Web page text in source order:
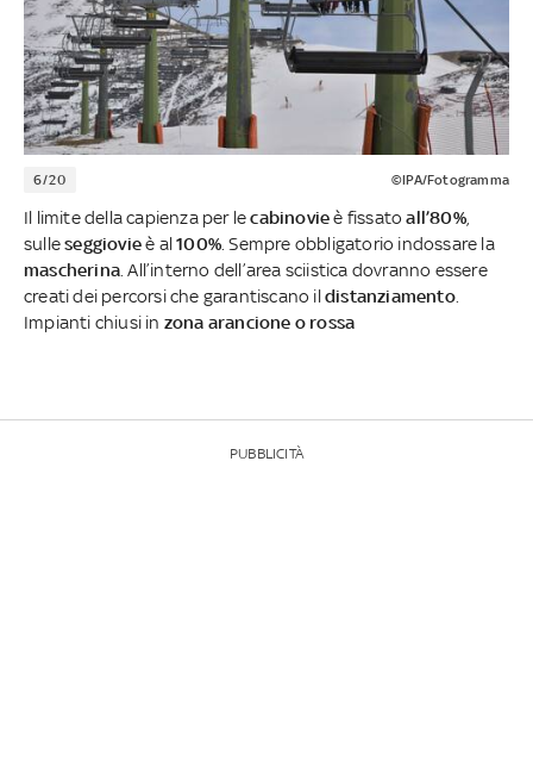
6/20 ©IPA/Fotogramma
Il limite della capienza per lecabinovieè fissatoall’80%,
sulleseggiovieè al100% . Sempre obbligatorio indossare la
mascherina . All’interno dell’area sciistica dovranno essere
creati dei percorsi che garantiscano ildistanziamento.
Impianti chiusi in zona arancione o rossa
PUBBLICITÀ